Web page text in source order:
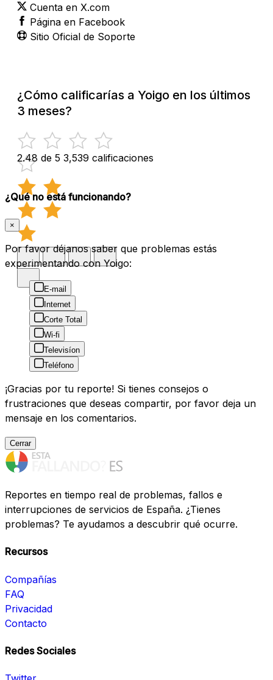
Cuenta en X.com
Página en Facebook
Sitio Oficial de Soporte
¿Cómo calificarías a Yoigo en los últimos
3 meses?
2.48 de 5 3,539 calificaciones
¿Qué no está funcionando?
×
Por favor déjanos saber que problemas estás
experimentando con Yoigo:
E-mail
Internet
Corte Total
Wi-fi
Televisíon
Teléfono
¡Gracias por tu reporte! Si tienes consejos o
frustraciones que deseas compartir, por favor deja un
mensaje en los comentarios.
Cerrar
Reportes en tiempo real de problemas, fallos e
interrupciones de servicios de España. ¿Tienes
problemas? Te ayudamos a descubrir qué ocurre.
Recursos
Compañías
FAQ
Privacidad
Contacto
Redes Sociales